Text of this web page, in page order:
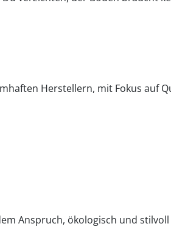
Herstellern, mit Fokus auf
Anspruch, ökologisch und stilvoll